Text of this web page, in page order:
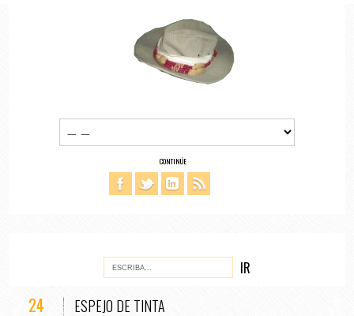
CONTINÚE
24 ESPEJO DE TINTA